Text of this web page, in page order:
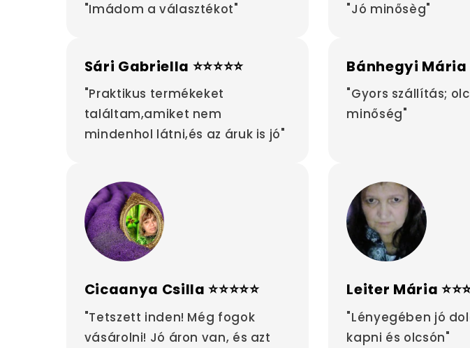
"Imádom a választékot" "Jó minősèg"
Sári Gabriella ⭐⭐⭐⭐⭐
"Praktikus termékeket
találtam,amiket nem
mindenhol látni,és az áruk is jó"
Bánhegyi Mária
"Gyors szállítás;
minőség"
Cicaanya Csilla ⭐⭐⭐⭐⭐
"Tetszett inden! Még fogok
vásárolni! Jó áron van, és azt
Leiter Mária
"Lényegében jó
kapni és olcsón"